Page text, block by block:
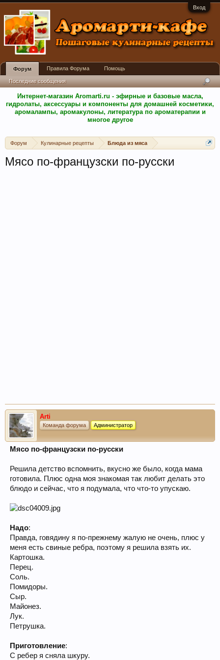
Вход
Интернет-магазин Aromarti.ru - эфирные и базовые масла,
гидролаты, аксессуары и компоненты для домашней косметики,
аромалампы, аромакулоны, литература по ароматерапии и
многое другое
Форум Кулинарные рецепты Блюда из мяса
Мясо по-французски по-русски
Arti
Команда форума Администратор
Мясо по-французски по-русски
Решила детство вспомнить, вкусно же было, когда мама
готовила. Плюс одна моя знакомая так любит делать это
блюдо и сейчас, что я подумала, что что-то упускаю.
Надо:
Правда, говядину я по-прежнему жалую не очень, плюс у
меня есть свиные ребра, поэтому я решила взять их.
Картошка.
Перец.
Соль.
Помидоры.
Сыр.
Майонез.
Лук.
Петрушка.
Приготовление:
С ребер я сняла шкуру.
Форум
Последние сообщения
Правила Форума Помощь